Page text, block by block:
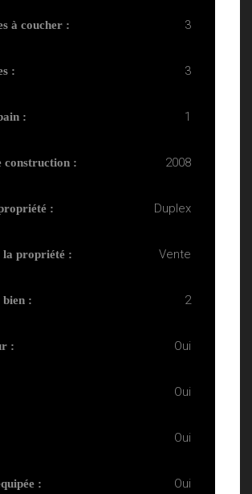
à coucher : 3
: 3
: 1
construction : 2008
: Duplex
la propriété : Vente
bien : 2
: Oui
Oui
Oui
: Oui